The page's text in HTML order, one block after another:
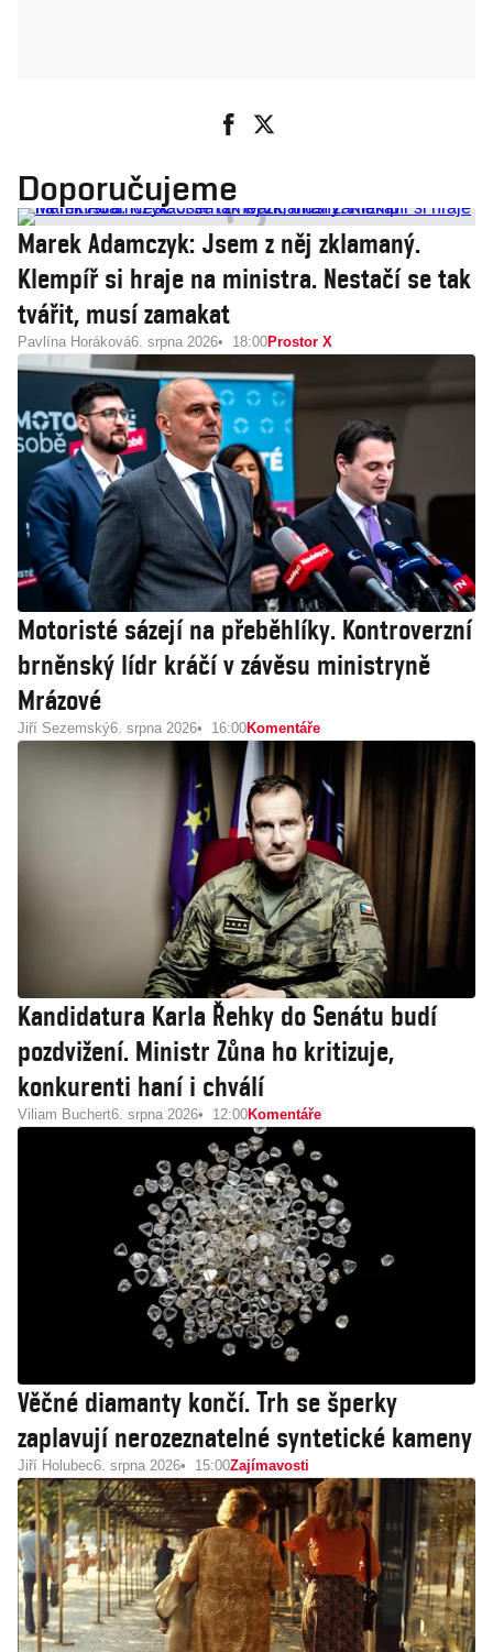
Doporučujeme
Marek Adamczyk: Jsem z něj zklamaný.
Klempíř si hraje na ministra. Nestačí se tak
tvářit, musí zamakat
Pavlína Horáková6. srpna 2026 18:00Prostor X
Motoristé sázejí na přeběhlíky. Kontroverzní
brněnský lídr kráčí v závěsu ministryně
Mrázové
Jiří Sezemský6. srpna 2026 16:00Komentáře
Kandidatura Karla Řehky do Senátu budí
pozdvižení. Ministr Zůna ho kritizuje,
konkurenti haní i chválí
Viliam Buchert6. srpna 2026 12:00Komentáře
Věčné diamanty končí. Trh se šperky
zaplavují nerozeznatelné syntetické kameny
Jiří Holubec6. srpna 2026 15:00Zajímavosti